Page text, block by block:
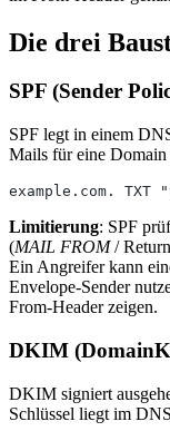
Die drei
SPF (Sender
SPF legt in einem
Mails für eine Domain
example.com.
Limitierung: SPF
(MAIL FROM/
Ein Angreifer kann
Envelope-Sender
From-Header zeigen.
DKIM
DKIM signiert
Schlüssel liegt im